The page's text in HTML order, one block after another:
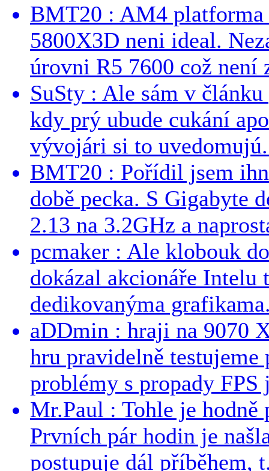
BMT20 : AM4 platforma
5800X3D neni ideal.
úrovni R5 7600 což není
SuSty : Ale sám v
kdy prý ubude cukání
vývojári si to
BMT20 : Pořídil jsem
době pecka. S Gigabyte
2.13 na 3.2GHz a
pcmaker : Ale klobouk
dokázal akcionáře Intelu
dedikovanýma
aDDmin : hraji na 9070
hru pravidelně testujeme
problémy s propady FPS
Mr.Paul : Tohle je hodně
Prvních pár hodin je
postupuje dál příběhem,